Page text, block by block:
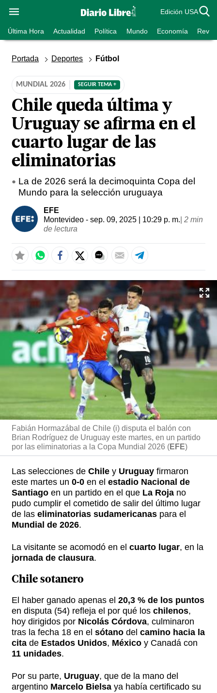
Edición USA
Última Hora Actualidad Política Mundo Economía
Portada Deportes Fútbol
MUNDIAL 2026 SEGUIR TEMA +
Chile queda última y
Uruguay se afirma en el
cuarto lugar de las
eliminatorias
La de 2026 será la decimoquinta Copa del
Mundo para la selección uruguaya
EFE
Montevideo - sep. 09, 2025 | 10:29 p. m. 2 min
de lectura
Fabián Hormazábal de Chile (i) disputa el balón con
Brian Rodríguez de Uruguay este martes, en un partido
por las eliminatorias a la Copa Mundial 2026 (EFE)
Las selecciones de Chile y Uruguay firmaron
este martes un 0-0 en el estadio Nacional de
Santiago en un partido en el que La Roja no
pudo cumplir el cometido de salir del último lugar
de las eliminatorias sudamericanas para el
Mundial de 2026.
La visitante se acomodó en el cuarto lugar, en la
jornada de clausura.
Chile sotanero
El haber ganado apenas el 20,3 % de los puntos
en disputa (54) refleja el por qué los chilenos,
hoy dirigidos por Nicolás Córdova, culminaron
tras la fecha 18 en el sótano del camino hacia la
cita de Estados Unidos, México y Canadá con
11 unidades.
Por su parte, Uruguay, que de la mano del
argentino Marcelo Bielsa ya había certificado su